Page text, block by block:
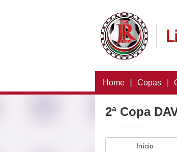
Home Copas
2ª Copa
Início